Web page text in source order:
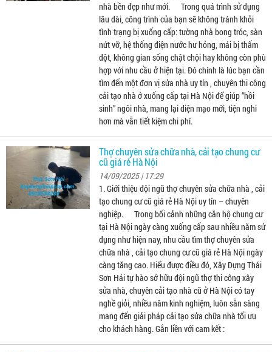
nhà bền đẹp như mới. Trong quá trình sử dụng
lâu dài, công trình của bạn sẽ không tránh khỏi
tình trạng bị xuống cấp: tường nhà bong tróc, sàn
nứt vỡ, hệ thống điện nước hư hỏng, mái bị thấm
dột, không gian sống chật chội hay không còn phù
hợp với nhu cầu ở hiện tại. Đó chính là lúc bạn cần
tìm đến một đơn vị sửa nhà uy tín , chuyên thi công
cải tạo nhà ở xuống cấp tại Hà Nội để giúp “hồi
sinh” ngôi nhà, mang lại diện mạo mới, tiện nghi
hơn mà vẫn tiết kiệm chi phí.
Thợ chuyên sửa chữa nhà, cải tạo chung cư
cũ giá rẻ Hà Nội
14/09/2025 | 17:29
1. Giới thiệu đội ngũ thợ chuyên sửa chữa nhà , cải
tạo chung cư cũ giá rẻ Hà Nội uy tín – chuyên
nghiệp. Trong bối cảnh những căn hộ chung cư
tại Hà Nội ngày càng xuống cấp sau nhiều năm sử
dụng như hiện nay, nhu cầu tìm thợ chuyên sửa
chữa nhà , cải tạo chung cư cũ giá rẻ Hà Nội ngày
càng tăng cao. Hiểu được điều đó, Xây Dựng Thái
Sơn Hải tự hào sở hữu đội ngũ thợ thi công xây
sửa nhà, chuyên cải tạo nhà cũ ở Hà Nội có tay
nghề giỏi, nhiều năm kinh nghiệm, luôn sẵn sàng
mang đến giải pháp cải tạo sửa chữa nhà tối ưu
cho khách hàng. Gắn liền với cam kết :